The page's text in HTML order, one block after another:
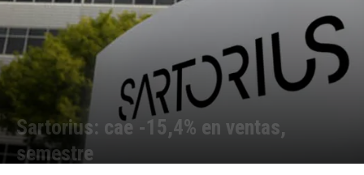
Sartorius: cae -15,4% en ventas,
semestre